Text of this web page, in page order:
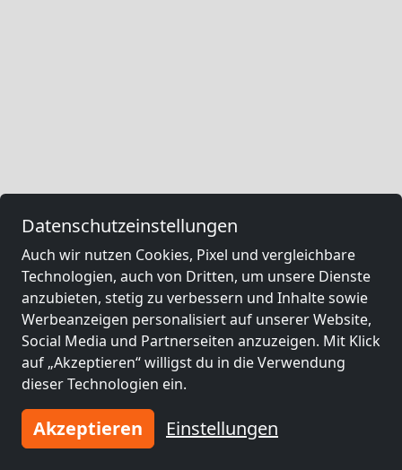
Datenschutzeinstellungen
Auch wir nutzen Cookies, Pixel und vergleichbare
Technologien, auch von Dritten, um unsere Dienste
anzubieten, stetig zu verbessern und Inhalte sowie
Werbeanzeigen personalisiert auf unserer Website,
Social Media und Partnerseiten anzuzeigen. Mit Klick
auf „Akzeptieren“ willigst du in die Verwendung
dieser Technologien ein.
Akzeptieren Einstellungen